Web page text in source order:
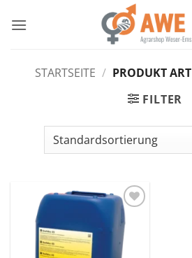
Inhalt
STARTSEITE / PRODUKT ART
FILTER
Zu den
Favoriten
hinzufügen